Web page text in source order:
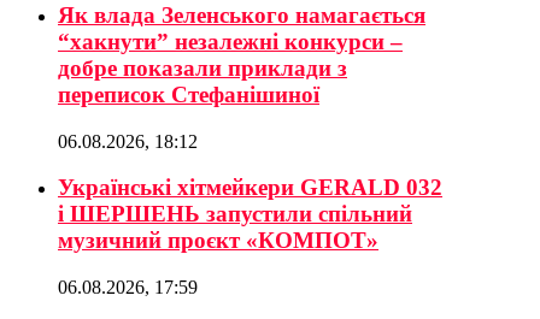
Як влада Зеленського намагається
“хакнути” незалежні конкурси –
добре показали приклади з
переписок Стефанішиної
06.08.2026, 18:12
Українські хітмейкери GERALD 032
і ШЕРШЕНЬ запустили спільний
музичний проєкт «КОМПОТ»
06.08.2026, 17:59